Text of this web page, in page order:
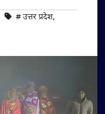
#‌ उत्तर प्रदेश,